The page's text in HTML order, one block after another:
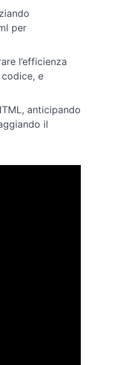
per
l’efficienza
e
anticipando
il